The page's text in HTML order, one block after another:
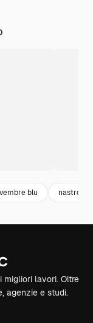
blu nastro
migliori lavori. Oltre
agenzie e studi.